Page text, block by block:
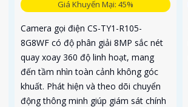
Giá Khuyến Mại: 45%
Camera gọi điện CS-TY1-R105-
8G8WF có độ phân giải 8MP sắc nét
quay xoay 360 độ linh hoạt, mang
đến tầm nhìn toàn cảnh không góc
khuất. Phát hiện và theo dõi chuyển
động thông minh giúp giám sát chính